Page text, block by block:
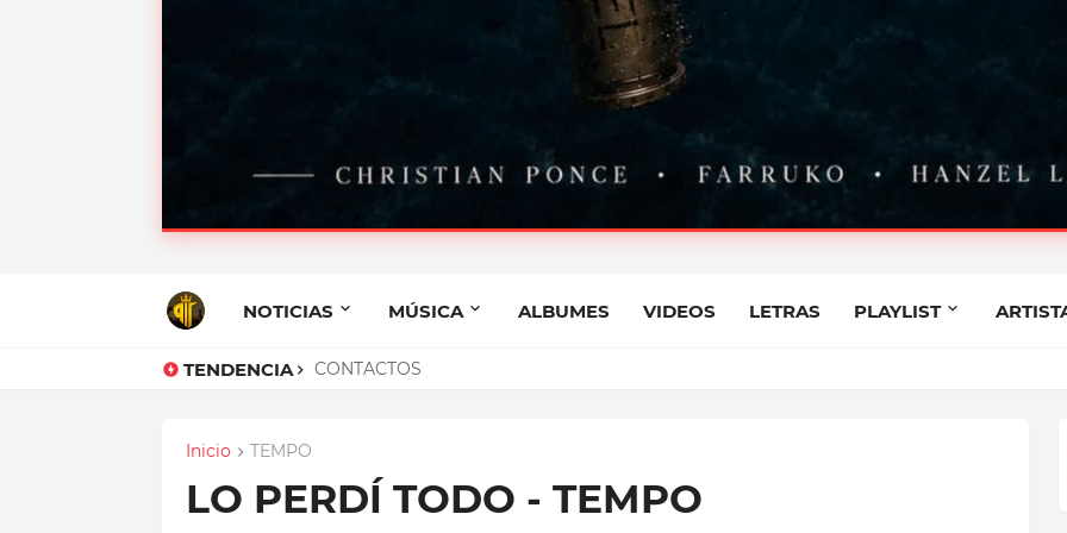
FRONTI
NOTICIAS MÚSICA ALBUMES VIDEOS LETRAS PLAYLIST
TENDENCIA CONTACTOS
Q.E.P.D - CHRISTIAN PONCE FT FARRUKO, HANZEL LA H, FRONTI
Inicio TEMPO
LO PERDÍ TODO - TEMPO